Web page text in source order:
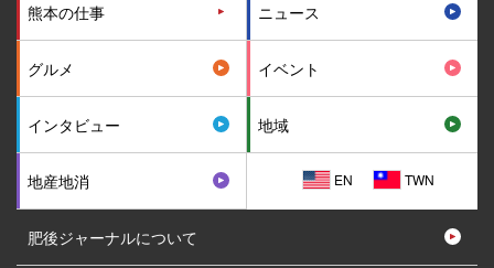
熊本の仕事 ニュース
グルメ イベント
インタビュー 地域
地産地消 EN TWN
肥後ジャーナルについて